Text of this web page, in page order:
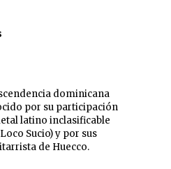
dominicana
por su participación
latino inclasificable
Sucio) y por sus
de Huecco.